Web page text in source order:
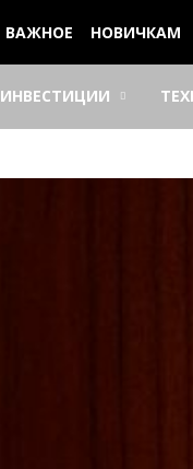
ВАЖНОЕ НОВИЧКАМ
ИНВЕСТИЦИИ